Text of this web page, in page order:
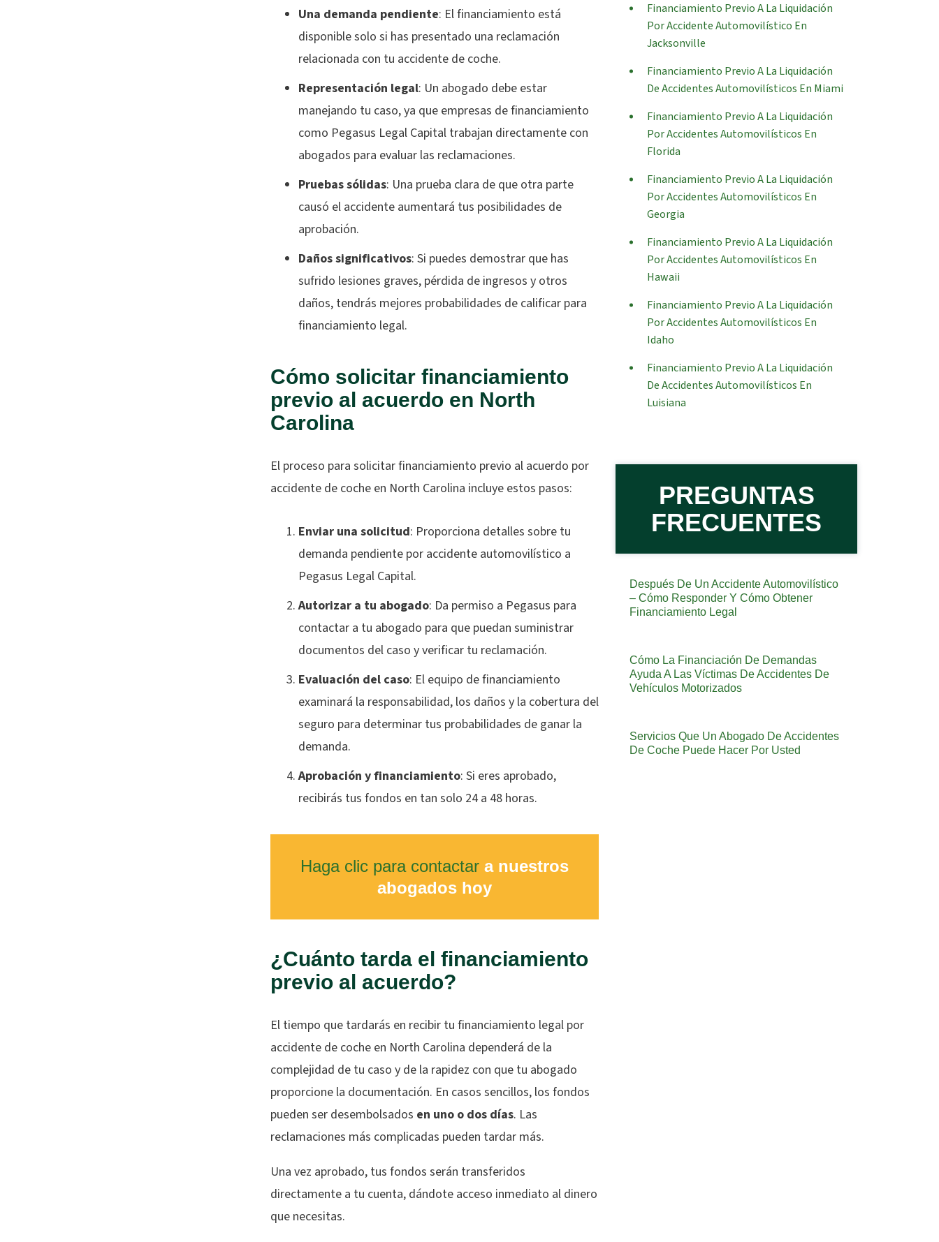
Una demanda pendiente: El financiamiento está
disponible solo si has presentado una reclamación
relacionada con tu accidente de coche.
Representación legal: Un abogado debe estar
manejando tu caso, ya que empresas de financiamiento
como Pegasus Legal Capital trabajan directamente con
abogados para evaluar las reclamaciones.
Pruebas sólidas: Una prueba clara de que otra parte
causó el accidente aumentará tus posibilidades de
aprobación.
Daños significativos: Si puedes demostrar que has
sufrido lesiones graves, pérdida de ingresos y otros
daños, tendrás mejores probabilidades de calificar para
financiamiento legal.
Cómo solicitar financiamiento
previo al acuerdo en North
Carolina
El proceso para solicitar financiamiento previo al acuerdo por
accidente de coche en North Carolina incluye estos pasos:
Enviar una solicitud: Proporciona detalles sobre tu
demanda pendiente por accidente automovilístico a
Pegasus Legal Capital.
Autorizar a tu abogado: Da permiso a Pegasus para
contactar a tu abogado para que puedan suministrar
documentos del caso y verificar tu reclamación.
Evaluación del caso: El equipo de financiamiento
examinará la responsabilidad, los daños y la cobertura del
seguro para determinar tus probabilidades de ganar la
demanda.
Aprobación y financiamiento: Si eres aprobado,
recibirás tus fondos en tan solo 24 a 48 horas.
Haga clic para contactar a nuestros
abogados hoy
¿Cuánto tarda el financiamiento
previo al acuerdo?
El tiempo que tardarás en recibir tu financiamiento legal por
accidente de coche en North Carolina dependerá de la
complejidad de tu caso y de la rapidez con que tu abogado
proporcione la documentación. En casos sencillos, los fondos
pueden ser desembolsados en uno o dos días. Las
reclamaciones más complicadas pueden tardar más.
Una vez aprobado, tus fondos serán transferidos
directamente a tu cuenta, dándote acceso inmediato al dinero
que necesitas.
Financiamiento Previo A La Liquidación
Por Accidente Automovilístico En
Jacksonville
Financiamiento Previo A La Liquidación
De Accidentes Automovilísticos En Miami
Financiamiento Previo A La Liquidación
Por Accidentes Automovilísticos En
Florida
Financiamiento Previo A La Liquidación
Por Accidentes Automovilísticos En
Georgia
Financiamiento Previo A La Liquidación
Por Accidentes Automovilísticos En
Hawaii
Financiamiento Previo A La Liquidación
Por Accidentes Automovilísticos En
Idaho
Financiamiento Previo A La Liquidación
De Accidentes Automovilísticos En
Luisiana
PREGUNTAS
FRECUENTES
Después De Un Accidente Automovilístico
– Cómo Responder Y Cómo Obtener
Financiamiento Legal
Cómo La Financiación De Demandas
Ayuda A Las Víctimas De Accidentes De
Vehículos Motorizados
Servicios Que Un Abogado De Accidentes
De Coche Puede Hacer Por Usted